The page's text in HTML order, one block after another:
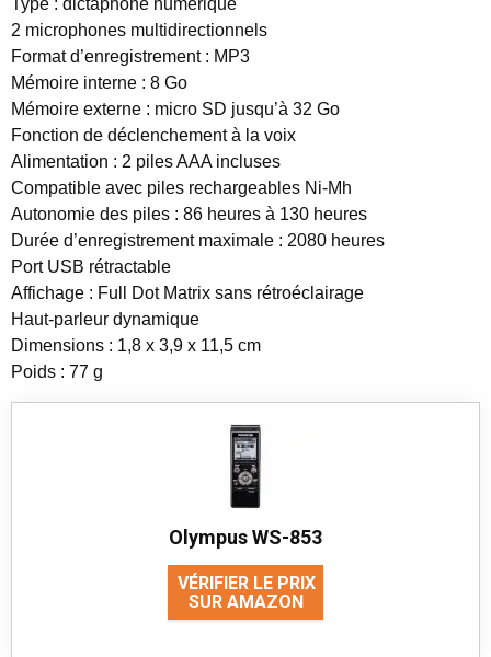
Type : dictaphone numérique
2 microphones multidirectionnels
Format d’enregistrement : MP3
Mémoire interne : 8 Go
Mémoire externe : micro SD jusqu’à 32 Go
Fonction de déclenchement à la voix
Alimentation : 2 piles AAA incluses
Compatible avec piles rechargeables Ni-Mh
Autonomie des piles : 86 heures à 130 heures
Durée d’enregistrement maximale : 2080 heures
Port USB rétractable
Affichage : Full Dot Matrix sans rétroéclairage
Haut-parleur dynamique
Dimensions : 1,8 x 3,9 x 11,5 cm
Poids : 77 g
Olympus WS-853
VÉRIFIER LE PRIX
SUR AMAZON